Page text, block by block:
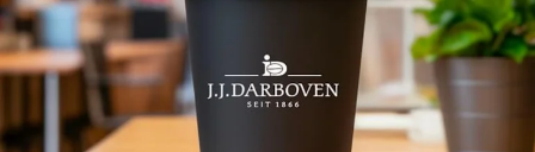
France
FR
Česko
CS
Ireland
EN
Polska
PL